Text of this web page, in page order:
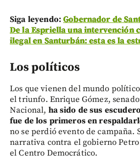
Siga leyendo:Gobernador de
De la Espriella una intervención
ilegal en Santurbán: esta es la
Los políticos
Los que vienen del mundo
el triunfo. Enrique Gómez,
Nacional, ha sido de sus
fue de los primeros en
no se perdió evento de campaña.
narrativa contra el gobierno
el Centro Democrático.